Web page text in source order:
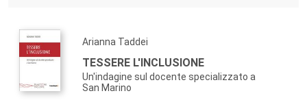
Arianna Taddei
TESSERE L'INCLUSIONE
Un'indagine sul docente specializzato a
San Marino